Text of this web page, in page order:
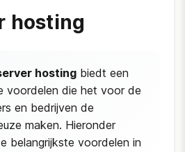
hosting
hosting biedt een
voordelen die het voor de
en bedrijven de
maken. Hieronder
belangrijkste voordelen in